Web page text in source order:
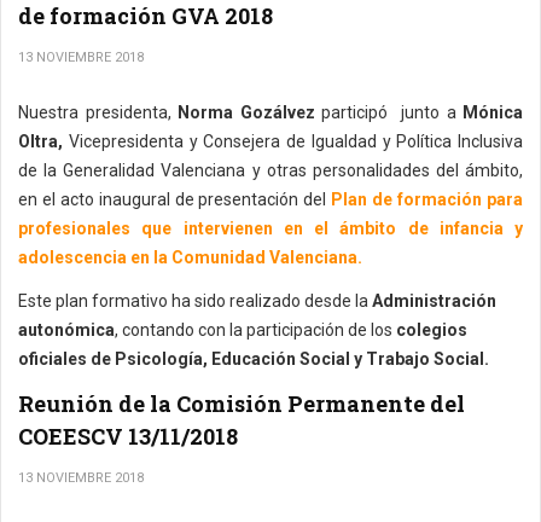
de formación GVA 2018
13 NOVIEMBRE 2018
Nuestra presidenta, Norma Gozálvez participó junto a Mónica
Oltra, Vicepresidenta y Consejera de Igualdad y Política Inclusiva
de la Generalidad Valenciana y otras personalidades del ámbito,
en el acto inaugural de presentación del
Plan de formación para
profesionales que intervienen en el ámbito de infancia y
adolescencia en la Comunidad Valenciana.
Este plan formativo ha sido realizado desde la Administración
autonómica, contando con la participación de los colegios
oficiales de Psicología, Educación Social y Trabajo Social.
Reunión de la Comisión Permanente del
COEESCV 13/11/2018
13 NOVIEMBRE 2018